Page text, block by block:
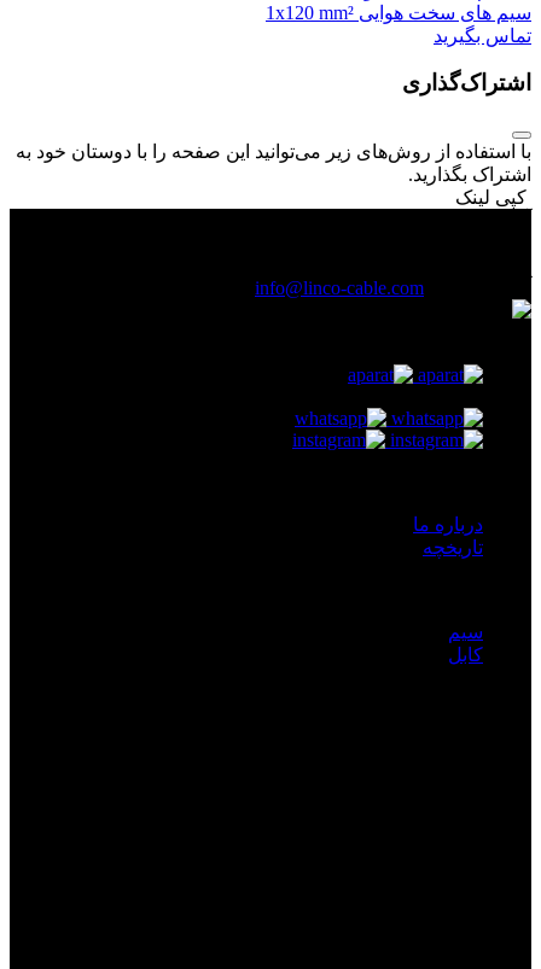
سیم های سخت هوایی 1x120 mm²
تماس بگیرید
اشتراک‌گذاری
با استفاده از روش‌های زیر می‌توانید این صفحه را با دوستان خود به
اشتراک بگذارید.
کپی لینک
info@linco-cable.com
درباره ما
تاریخچه
سیم
کابل